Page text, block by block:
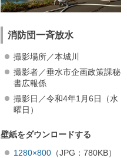
消防団一斉放水
撮影場所／本城川
撮影者／垂水市企画政策課秘
書広報係
撮影日／令和4年1月6日（水
曜日）
壁紙をダウンロードする
1280×800（JPG：780KB）